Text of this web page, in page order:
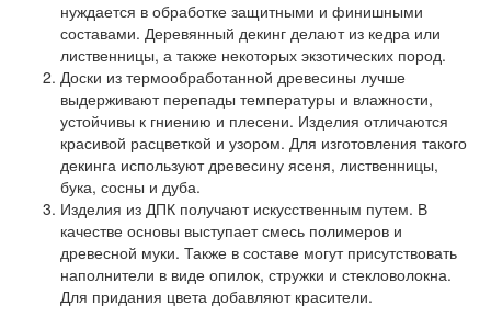
нуждается в обработке защитными и финишными
составами. Деревянный декинг делают из кедра или
лиственницы, а также некоторых экзотических пород.
Доски из термообработанной древесины лучше
выдерживают перепады температуры и влажности,
устойчивы к гниению и плесени. Изделия отличаются
красивой расцветкой и узором. Для изготовления такого
декинга используют древесину ясеня, лиственницы,
бука, сосны и дуба.
Изделия из ДПК получают искусственным путем. В
качестве основы выступает смесь полимеров и
древесной муки. Также в составе могут присутствовать
наполнители в виде опилок, стружки и стекловолокна.
Для придания цвета добавляют красители.